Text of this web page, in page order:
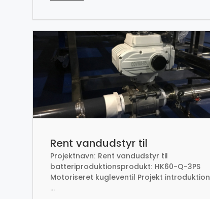
Rent vandudstyr til
batteriproduktion
Projektnavn: Rent vandudstyr til
batteriproduktionsprodukt: HK60-Q-3PS
Motoriseret kugleventil Projekt introduktion
...